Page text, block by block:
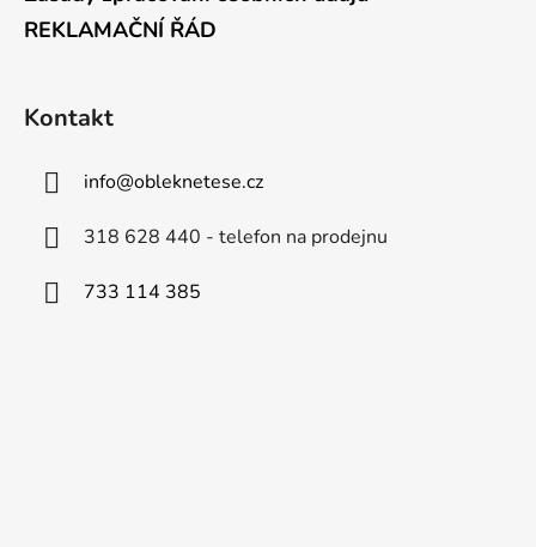
REKLAMAČNÍ ŘÁD
Kontakt
info@obleknetese.cz
318 628 440 - telefon na prodejnu
733 114 385